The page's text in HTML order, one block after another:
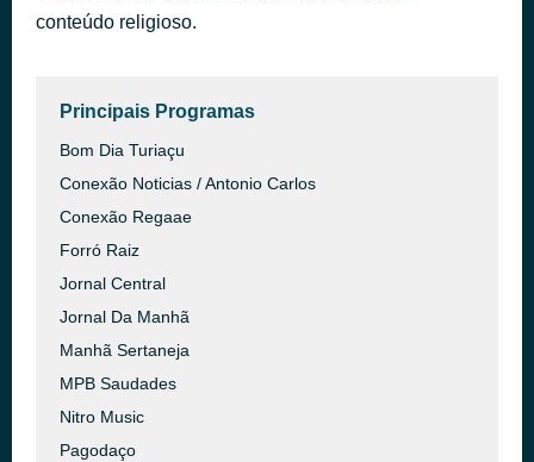
conteúdo religioso.
Principais Programas
Bom Dia Turiaçu
Conexão Noticias / Antonio Carlos
Conexão Regaae
Forró Raiz
Jornal Central
Jornal Da Manhã
Manhã Sertaneja
MPB Saudades
Nitro Music
Pagodaço